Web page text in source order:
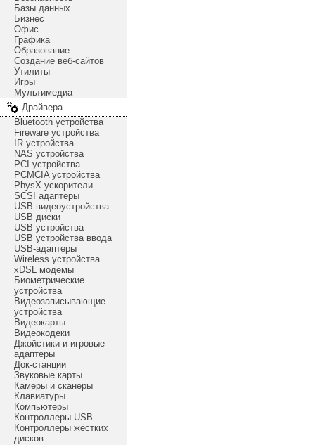
Базы данных
Бизнес
Офис
Графика
Образование
Создание веб-сайтов
Утилиты
Игры
Мультимедиа
Драйвера
Bluetooth устройства
Fireware устройства
IR устройства
NAS устройства
PCI устройства
PCMCIA устройства
PhysX ускорители
SCSI адаптеры
USB видеоустройства
USB диски
USB устройства
USB устройства ввода
USB-адаптеры
Wireless устройства
xDSL модемы
Биометрические
устройства
Видеозаписывающие
устройства
Видеокарты
Видеокодеки
Джойстики и игровые
адаптеры
Док-станции
Звуковые карты
Камеры и сканеры
Клавиатуры
Компьютеры
Контроллеры USB
Контроллеры жёстких
дисков